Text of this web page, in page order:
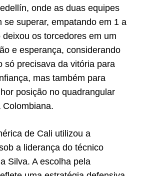
onde as duas equipes
se superar, empatando em 1 a
os torcedores em um
e esperança, considerando
só precisava da vitória para
mas também para
posição no quadrangular
de Cali utilizou a
a liderança do técnico
Silva. A escolha pela